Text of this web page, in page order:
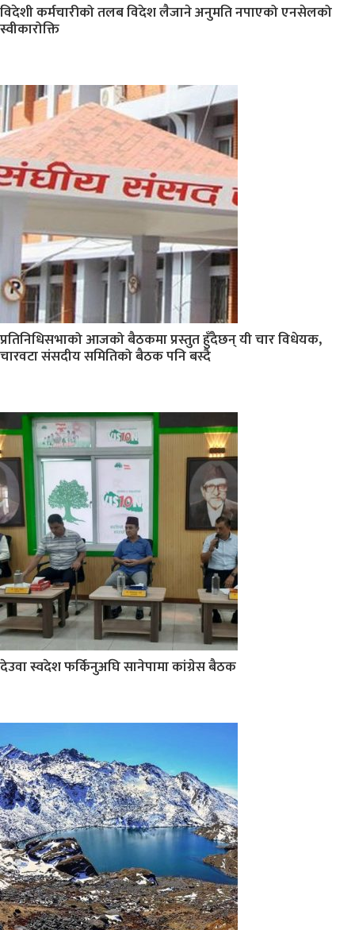
विदेशी कर्मचारीको तलब विदेश लैजाने अनुमति नपाएको एनसेलको
स्वीकारोक्ति
प्रतिनिधिसभाको आजको बैठकमा प्रस्तुत हुँदैछन् यी चार विधेयक,
चारवटा संसदीय समितिको बैठक पनि बस्दै
देउवा स्वदेश फर्किनुअघि सानेपामा कांग्रेस बैठक